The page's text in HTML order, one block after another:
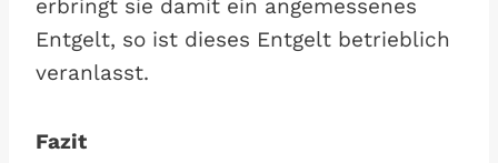
erbringt sie damit ein angemessenes
Entgelt, so ist dieses Entgelt betrieblich
veranlasst.
Fazit